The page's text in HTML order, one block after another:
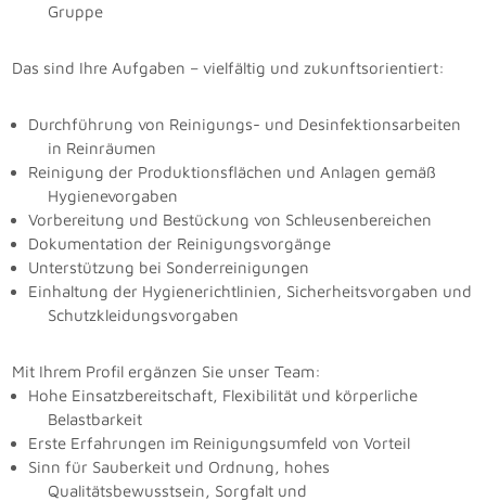
Gruppe
Das sind Ihre Aufgaben – vielfältig und zukunftsorientiert:
Durchführung von Reinigungs- und Desinfektionsarbeiten
in Reinräumen
Reinigung der Produktionsflächen und Anlagen gemäß
Hygienevorgaben
Vorbereitung und Bestückung von Schleusenbereichen
Dokumentation der Reinigungsvorgänge
Unterstützung bei Sonderreinigungen
Einhaltung der Hygienerichtlinien, Sicherheitsvorgaben und
Schutzkleidungsvorgaben
Mit Ihrem Profil ergänzen Sie unser Team:
Hohe Einsatzbereitschaft, Flexibilität und körperliche
Belastbarkeit
Erste Erfahrungen im Reinigungsumfeld von Vorteil
Sinn für Sauberkeit und Ordnung, hohes
Qualitätsbewusstsein, Sorgfalt und